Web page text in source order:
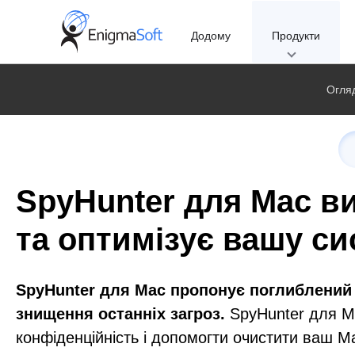
Додому Продукти
SpyHunter для Mac
та оптимізує вашу
SpyHunter для Mac пропонує
знищення останніх загроз. SpyHunter для
конфіденційність і допомогти очистити ваш